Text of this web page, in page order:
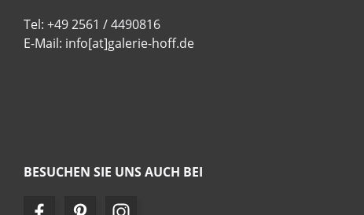
Tel: +49 2561 / 4490816
E-Mail: info[at]galerie-hoff.de
BESUCHEN SIE UNS AUCH BEI